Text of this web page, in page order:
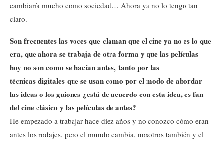
cambiaría mucho como sociedad… Ahora ya no lo tengo tan
claro.
Son frecuentes las voces que claman que el cine ya no es lo que
era, que ahora se trabaja de otra forma y que las películas
hoy no son como se hacían antes, tanto por las
técnicas digitales que se usan como por el modo de abordar
las ideas o los guiones ¿está de acuerdo con esta idea, es fan
del cine clásico y las películas de antes?
He empezado a trabajar hace diez años y no conozco cómo eran
antes los rodajes, pero el mundo cambia, nosotros también y el